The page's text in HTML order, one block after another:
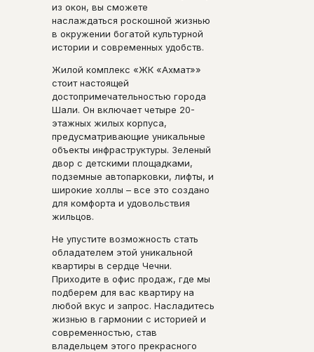
из окон, вы сможете
наслаждаться роскошной жизнью
в окружении богатой культурной
истории и современных удобств.
Жилой комплекс «ЖК «Ахмат»»
стоит настоящей
достопримечательностью города
Шали. Он включает четыре 20-
этажных жилых корпуса,
предусматривающие уникальные
объекты инфраструктуры. Зеленый
двор с детскими площадками,
подземные автопарковки, лифты, и
широкие холлы – все это создано
для комфорта и удовольствия
жильцов.
Не упустите возможность стать
обладателем этой уникальной
квартиры в сердце Чечни.
Приходите в офис продаж, где мы
подберем для вас квартиру на
любой вкус и запрос. Насладитесь
жизнью в гармонии с историей и
современностью, став
владельцем этого прекрасного